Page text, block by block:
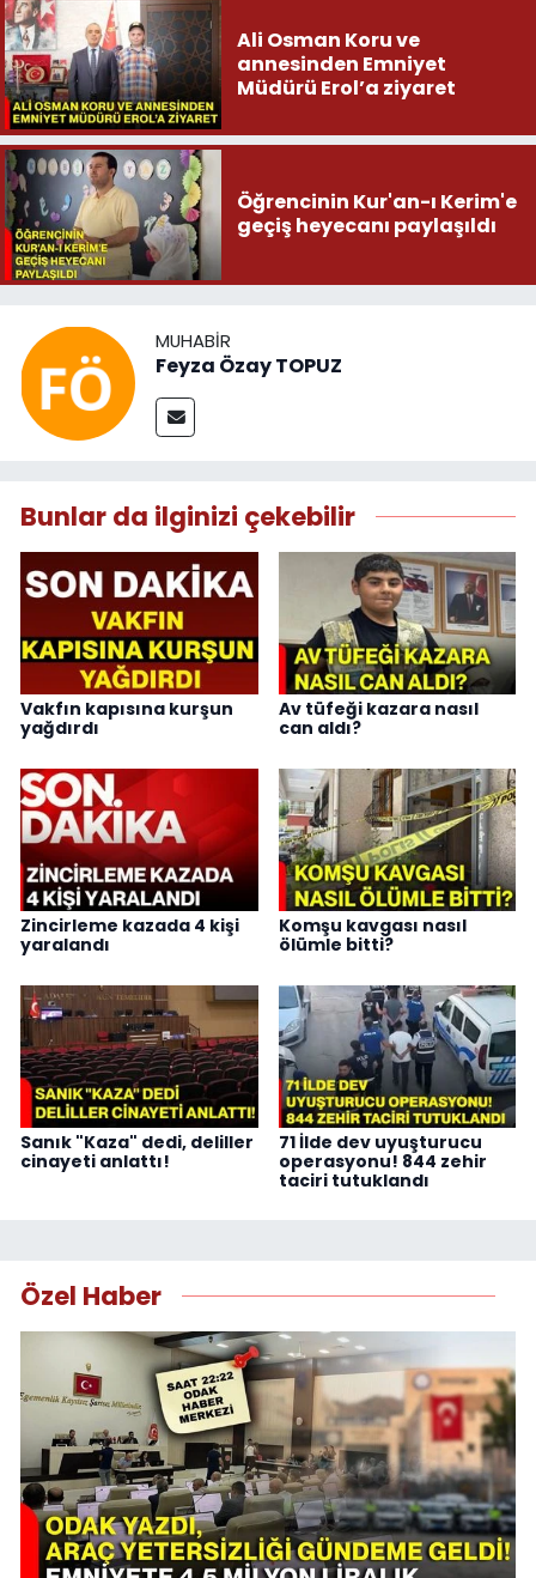
Ali Osman Koru ve
annesinden Emniyet
Müdürü Erol’a ziyaret
Öğrencinin Kur'an-ı Kerim'e
geçiş heyecanı paylaşıldı
MUHABIR
Feyza Özay TOPUZ
Bunlar da ilginizi çekebilir
Vakfın kapısına kurşun
yağdırdı
Av tüfeği kazara nasıl
can aldı?
Zincirleme kazada 4 kişi
yaralandı
Komşu kavgası nasıl
ölümle bitti?
Sanık "Kaza" dedi, deliller
cinayeti anlattı!
71 İlde dev uyuşturucu
operasyonu! 844 zehir
taciri tutuklandı
Özel Haber